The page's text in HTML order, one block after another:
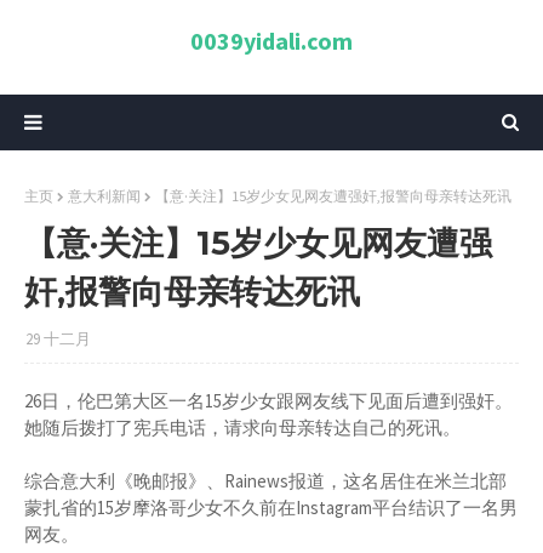
0039yidali.com
主页 意大利新闻 【意·关注】15岁少女见网友遭强奸,报警向母亲转达死讯
【意·关注】15岁少女见网友遭强
奸,报警向母亲转达死讯
29 十二月
26日，伦巴第大区一名15岁少女跟网友线下见面后遭到强奸。
她随后拨打了宪兵电话，请求向母亲转达自己的死讯。
综合意大利《晚邮报》、Rainews报道，这名居住在米兰北部
蒙扎省的15岁摩洛哥少女不久前在Instagram平台结识了一名男
网友。